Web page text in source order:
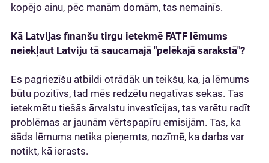
kopējo ainu, pēc manām domām, tas nemainīs.
Kā Latvijas finanšu tirgu ietekmē FATF lēmums
neiekļaut Latviju tā saucamajā "pelēkajā sarakstā"?
Es pagriezīšu atbildi otrādāk un teikšu, ka, ja lēmums
būtu pozitīvs, tad mēs redzētu negatīvas sekas. Tas
ietekmētu tiešās ārvalstu investīcijas, tas varētu radīt
problēmas ar jaunām vērtspapīru emisijām. Tas, ka
šāds lēmums netika pieņemts, nozīmē, ka darbs var
notikt, kā ierasts.